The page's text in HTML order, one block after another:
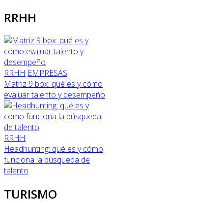
RRHH
RRHH EMPRESAS
Matriz 9 box: qué es y cómo
evaluar talento y desempeño
RRHH
Headhunting: qué es y cómo
funciona la búsqueda de
talento
TURISMO